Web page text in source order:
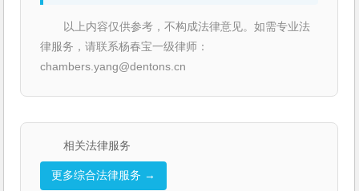
以上内容仅供参考，不构成法律意见。如需专业法
律服务，请联系杨春宝一级律师：
chambers.yang@dentons.cn
相关法律服务
更多综合法律服务 →